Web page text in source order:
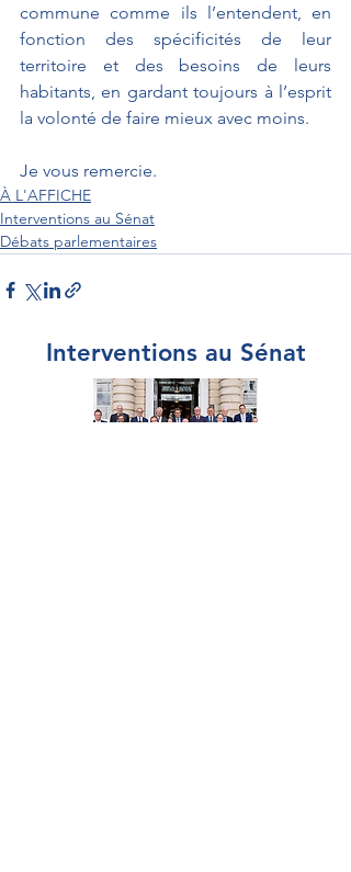
commune comme ils l’entendent, en
fonction des spécificités de leur
territoire et des besoins de leurs
habitants, en gardant toujours à l’esprit
la volonté de faire mieux avec moins.
Je vous remercie.
À L'AFFICHE
Interventions au Sénat
Débats parlementaires
Interventions au Sénat